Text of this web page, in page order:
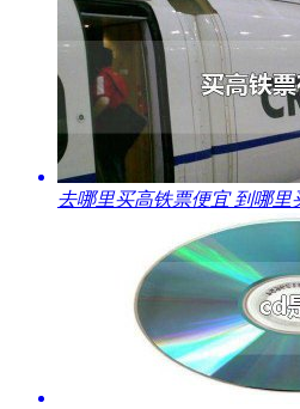
去哪里买高铁票便宜 到哪里